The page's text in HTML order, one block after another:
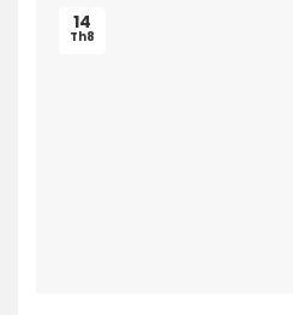
14
Th8